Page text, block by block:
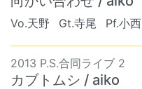
Vo.天野 Gt.寺尾 Pf.小西
2013 P.S.合同ライブ 2
カブトムシ / aiko